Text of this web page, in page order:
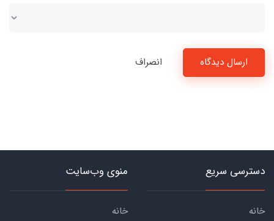
ارسال دیدگاه انصراف
دسترسی سریع
خانه
منوی وب‌سایت
خانه